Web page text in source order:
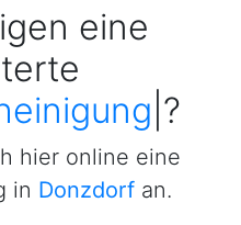
eine
?
hier online eine
in Donzdorf an.